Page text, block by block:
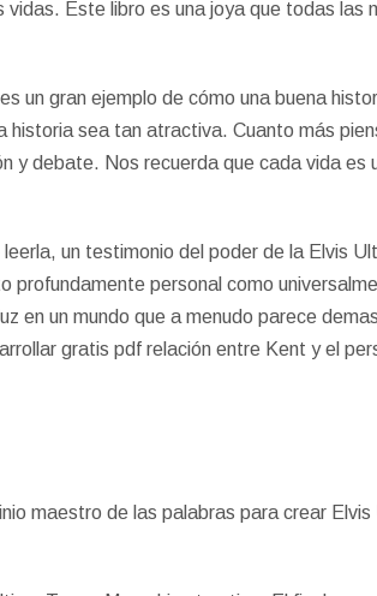
Este libro es una joya que todas las
un gran ejemplo de cómo una buena
sea tan atractiva. Cuanto más
y debate. Nos recuerda que cada vida es
un testimonio del poder de la Elvis
personal como
en un mundo que a menudo parece
gratis pdf relación entre Kent y el
maestro de las palabras para crear